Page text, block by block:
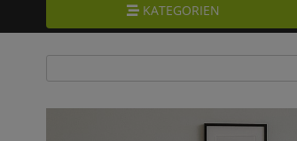
KATEGORIEN